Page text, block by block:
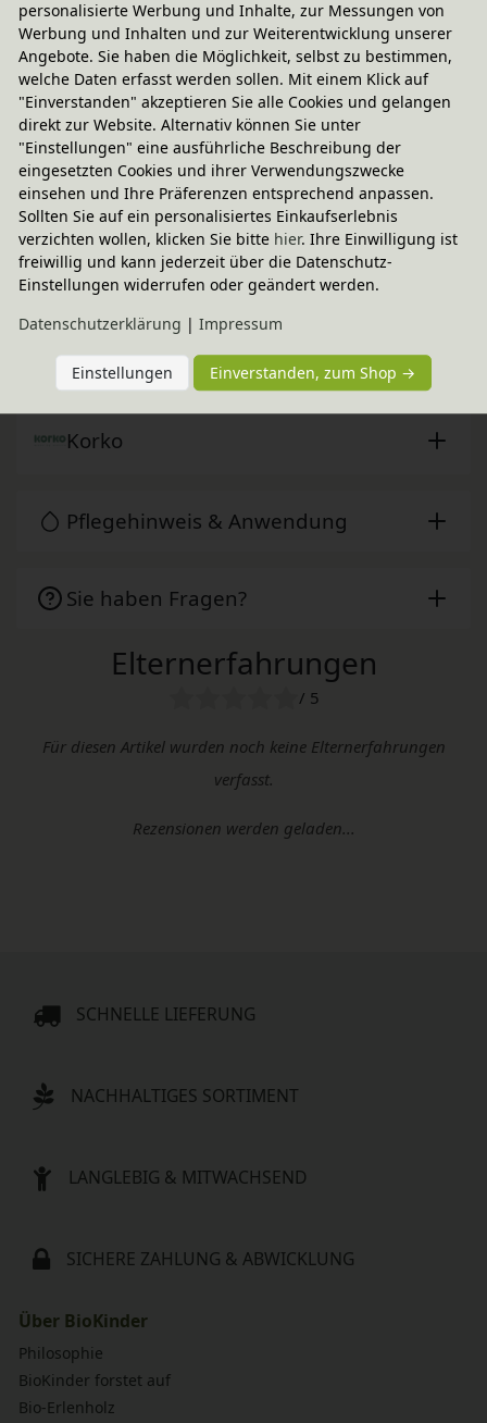
Fairer Paketversand
5,95 € innerhalb ...
Sofort lieferbar - Versand am Montag!
CO2-neutraler Paketversand
weitere Informationen
Technische Daten
Korko
Pflegehinweis & Anwendung
Sie haben Fragen?
Elternerfahrungen
/ 5
Für diesen Artikel wurden noch keine Elternerfahrungen
verfasst.
Rezensionen werden geladen...
SCHNELLE LIEFERUNG
NACHHALTIGES SORTIMENT
LANGLEBIG & MITWACHSEND
SICHERE ZAHLUNG & ABWICKLUNG
Über BioKinder
Philosophie
BioKinder forstet auf
Bio-Erlenholz
personalisierte Werbung und Inhalte, zur Messungen von
Werbung und Inhalten und zur Weiterentwicklung unserer
Angebote. Sie haben die Möglichkeit, selbst zu bestimmen,
welche Daten erfasst werden sollen. Mit einem Klick auf
"Einverstanden" akzeptieren Sie alle Cookies und gelangen
direkt zur Website. Alternativ können Sie unter
"Einstellungen" eine ausführliche Beschreibung der
eingesetzten Cookies und ihrer Verwendungszwecke
einsehen und Ihre Präferenzen entsprechend anpassen.
Sollten Sie auf ein personalisiertes Einkaufserlebnis
verzichten wollen, klicken Sie bitte hier. Ihre Einwilligung ist
freiwillig und kann jederzeit über die Datenschutz-
Einstellungen widerrufen oder geändert werden.
Daten­schutz­erklärung | Impressum
Einstellungen Einverstanden, zum Shop →